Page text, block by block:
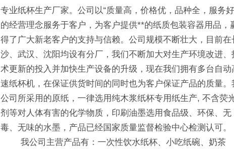
专业纸杯生产厂家。公司以“质量高，价格优，品种全，服务好
的经营理念服务于客户，为客户提供**的纸质包装容器用品，
得了广大新老客户的支持与信赖。公司规模不断壮大，目前在
沙、武汉、沈阳均设有分厂，我们不断加大对生产环境改进、
术更新的投入并加快生产设备的升级，现在我们拥有多台自动
速纸杯机，在保证供货时间的同时也为客户保证产品的质量。
公司所采用的原纸，一律选用纯木浆纸杯专用纸生产, 不含荧
剂等对人体有害的化学物质，印刷油墨选用食品级、环保、无
毒、无味的水墨，产品已经国家质量监督检验中心检测认可。
我公司主营产品有：一次性饮水纸杯、小吃纸碗、奶茶